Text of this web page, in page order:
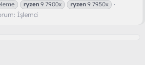
ryzen 9 7900x ryzen 9 7950x
İşlemci